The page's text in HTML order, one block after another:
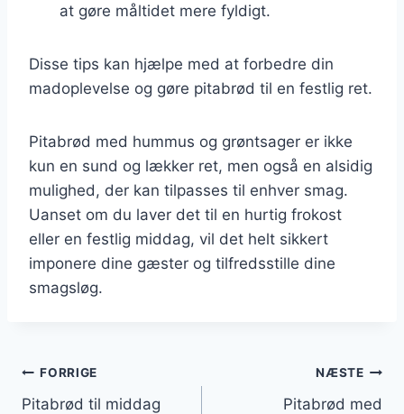
at gøre måltidet mere fyldigt.
Disse tips kan hjælpe med at forbedre din
madoplevelse og gøre pitabrød til en festlig ret.
Pitabrød med hummus og grøntsager er ikke
kun en sund og lækker ret, men også en alsidig
mulighed, der kan tilpasses til enhver smag.
Uanset om du laver det til en hurtig frokost
eller en festlig middag, vil det helt sikkert
imponere dine gæster og tilfredsstille dine
smagsløg.
Indlægsnavigation
FORRIGE
Pitabrød til middag
NÆSTE
Pitabrød med